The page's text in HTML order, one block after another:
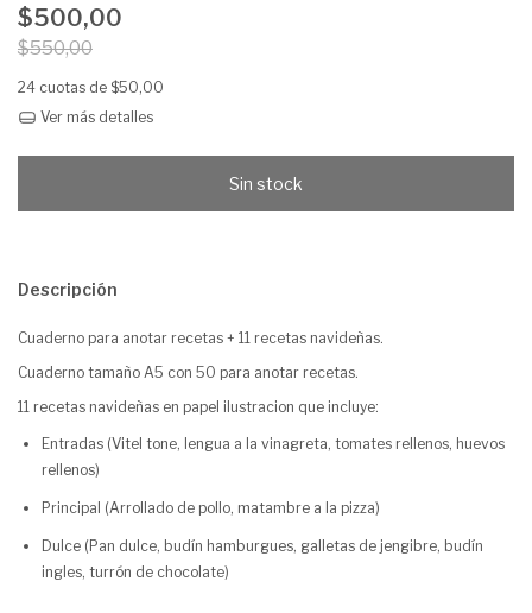
$500,00
$550,00
24 cuotas de $50,00
Ver más detalles
Descripción
Cuaderno para anotar recetas + 11 recetas navideñas.
Cuaderno tamaño A5 con 50 para anotar recetas.
11 recetas navideñas en papel ilustracion que incluye:
Entradas (Vitel tone, lengua a la vinagreta, tomates rellenos, huevos
rellenos)
Principal (Arrollado de pollo, matambre a la pizza)
Dulce (Pan dulce, budín hamburgues, galletas de jengibre, budín
ingles, turrón de chocolate)